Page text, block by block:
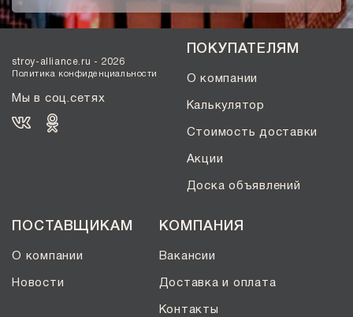
stroy-alliance.ru - 2026
Политика конфиденциальности
Мы в соц.сетях
ПОКУПАТЕЛЯМ
О компании
Калькулятор
Стоимость доставки
Акции
Доска объявлений
ПОСТАВЩИКАМ
О компании
Новости
КОМПАНИЯ
Вакансии
Доставка и оплата
Контакты